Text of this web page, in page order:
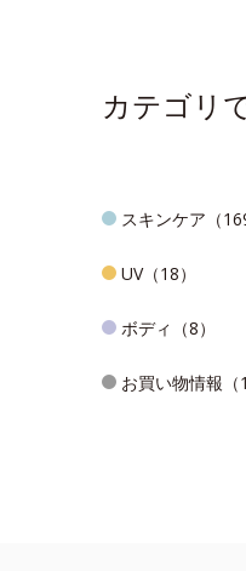
カテゴリ
スキンケア（
UV（18）
ボディ（8）
お買い物情報（